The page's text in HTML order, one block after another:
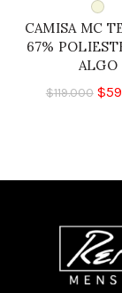
CAMISA MC
67%
ALGO
$119.000 $